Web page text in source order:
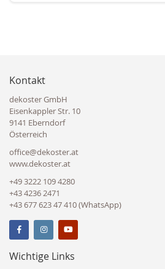
Kontakt
dekoster GmbH
Eisenkappler Str. 10
9141 Eberndorf
Österreich
office@dekoster.at
www.dekoster.at
+49 3222 109 4280
+43 4236 2471
+43 677 623 47 410 (WhatsApp)
Wichtige Links